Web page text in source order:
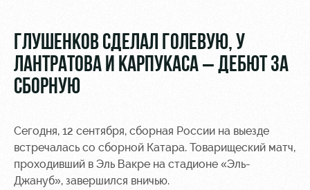
Фото
РЖД
Арена
Организация
мероприятий
Локо
Старт
Локо-Лето
Информация
для
болельщиков
Банковская
ГЛУШЕНКОВ СДЕЛАЛ ГОЛЕВУЮ, У
ЛАНТРАТОВА И КАРПУКАСА – ДЕБЮТ ЗА
СБОРНУЮ
Сегодня, 12 сентября, сборная России на выезде
встречалась со сборной Катара. Товарищеский матч,
проходивший в Эль Вакре на стадионе «Эль-
Джануб», завершился вничью.